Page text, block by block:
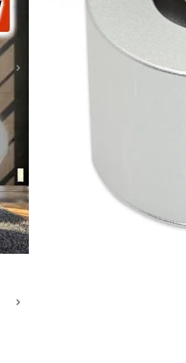
GRATIS geleverd vanaf 89 euro
Snelle bezorging met POSTNL -
Hulp nodig met bestellen of
Bel of mail ons en u heeft